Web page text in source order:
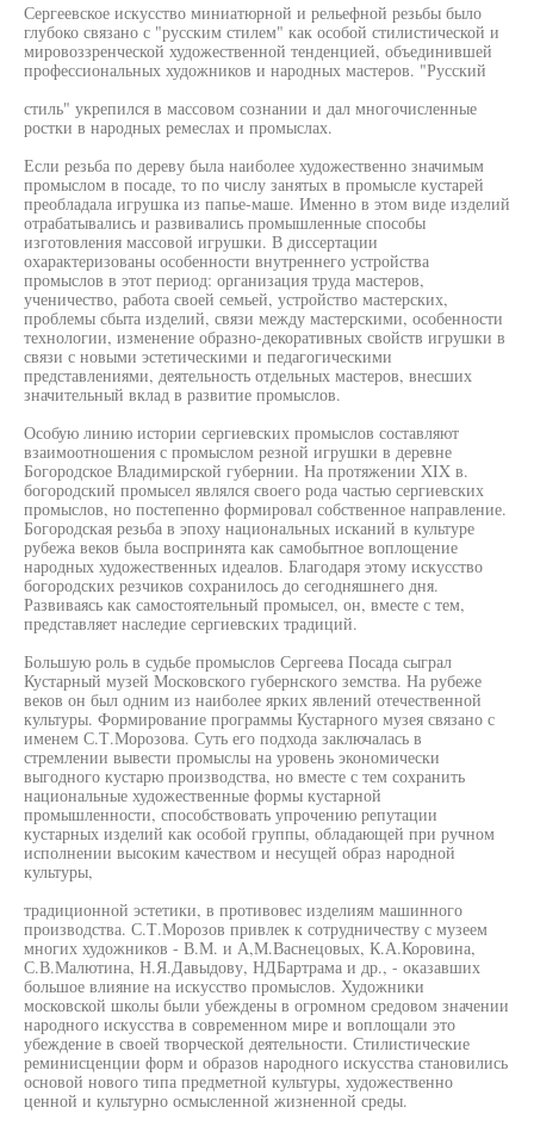
Сергеевское искусство миниатюрной и рельефной резьбы было
глубоко связано с "русским стилем" как особой стилистической и
мировоззренческой художественной тенденцией, объединившей
профессиональных художников и народных мастеров. "Русский
стиль" укрепился в массовом сознании и дал многочисленные
ростки в народных ремеслах и промыслах.
Если резьба по дереву была наиболее художественно значимым
промыслом в посаде, то по числу занятых в промысле кустарей
преобладала игрушка из папье-маше. Именно в этом виде изделий
отрабатывались и развивались промышленные способы
изготовления массовой игрушки. В диссертации
охарактеризованы особенности внутреннего устройства
промыслов в этот период: организация труда мастеров,
ученичество, работа своей семьей, устройство мастерских,
проблемы сбыта изделий, связи между мастерскими, особенности
технологии, изменение образно-декоративных свойств игрушки в
связи с новыми эстетическими и педагогическими
представлениями, деятельность отдельных мастеров, внесших
значительный вклад в развитие промыслов.
Особую линию истории сергиевских промыслов составляют
взаимоотношения с промыслом резной игрушки в деревне
Богородское Владимирской губернии. На протяжении XIX в.
богородский промысел являлся своего рода частью сергиевских
промыслов, но постепенно формировал собственное направление.
Богородская резьба в эпоху национальных исканий в культуре
рубежа веков была воспринята как самобытное воплощение
народных художественных идеалов. Благодаря этому искусство
богородских резчиков сохранилось до сегодняшнего дня.
Развиваясь как самостоятельный промысел, он, вместе с тем,
представляет наследие сергиевских традиций.
Большую роль в судьбе промыслов Сергеева Посада сыграл
Кустарный музей Московского губернского земства. На рубеже
веков он был одним из наиболее ярких явлений отечественной
культуры. Формирование программы Кустарного музея связано с
именем С.Т.Морозова. Суть его подхода заключалась в
стремлении вывести промыслы на уровень экономически
выгодного кустарю производства, но вместе с тем сохранить
национальные художественные формы кустарной
промышленности, способствовать упрочению репутации
кустарных изделий как особой группы, обладающей при ручном
исполнении высоким качеством и несущей образ народной
культуры,
традиционной эстетики, в противовес изделиям машинного
производства. С.Т.Морозов привлек к сотрудничеству с музеем
многих художников - В.М. и А,М.Васнецовых, К.А.Коровина,
С.В.Малютина, Н.Я.Давыдову, НДБартрама и др., - оказавших
большое влияние на искусство промыслов. Художники
московской школы были убеждены в огромном средовом значении
народного искусства в современном мире и воплощали это
убеждение в своей творческой деятельности. Стилистические
реминисценции форм и образов народного искусства становились
основой нового типа предметной культуры, художественно
ценной и культурно осмысленной жизненной среды.